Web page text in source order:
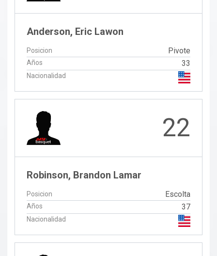
Anderson, Eric Lawon
Posicion Pivote
Años 33
Nacionalidad
22
Robinson, Brandon Lamar
Posicion Escolta
Años 37
Nacionalidad